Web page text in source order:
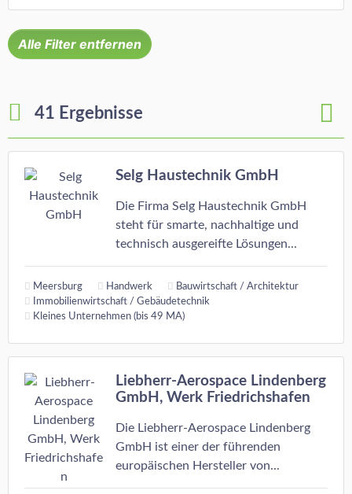
Alle Filter entfernen
41 Ergebnisse
Selg Haustechnik GmbH
Die Firma Selg Haustechnik GmbH
steht für smarte, nachhaltige und
technisch ausgereifte Lösungen...
Meersburg Handwerk
Bauwirtschaft / Architektur
Immobilienwirtschaft / Gebäudetechnik
Kleines Unternehmen (bis 49 MA)
Liebherr-Aerospace Lindenberg
GmbH, Werk Friedrichshafen
Die Liebherr-Aerospace Lindenberg
GmbH ist einer der führenden
europäischen Hersteller von...